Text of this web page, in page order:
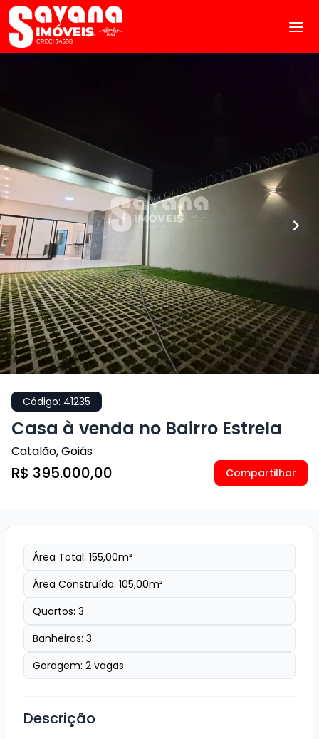
Código: 41235
Casa à venda no Bairro Estrela
Catalão,Goiás
R$ 395.000,00 Compartilhar
Área Total: 155,00m²
Área Construída: 105,00m²
Quartos: 3
Banheiros: 3
Garagem: 2 vagas
Descrição